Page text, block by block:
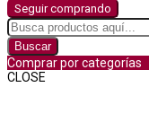
Seguir comprando
Buscar
Comprar por categorías
CLOSE